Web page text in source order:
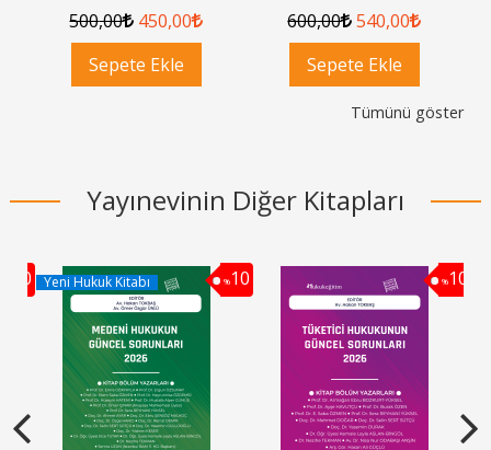
500,00 450,00
Sepete Ekle
600,00 540,00
Sepete Ekle
Tümünü göster
Yayınevinin Diğer Kitapları
10 %10
Yeni Hukuk Kitabı %10